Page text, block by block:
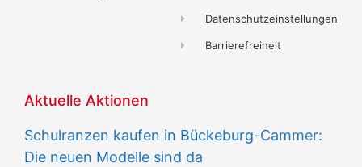
Datenschutzeinstellungen
Barrierefreiheit
Aktuelle Aktionen
Schulranzen kaufen in Bückeburg-Cammer:
Die neuen Modelle sind da